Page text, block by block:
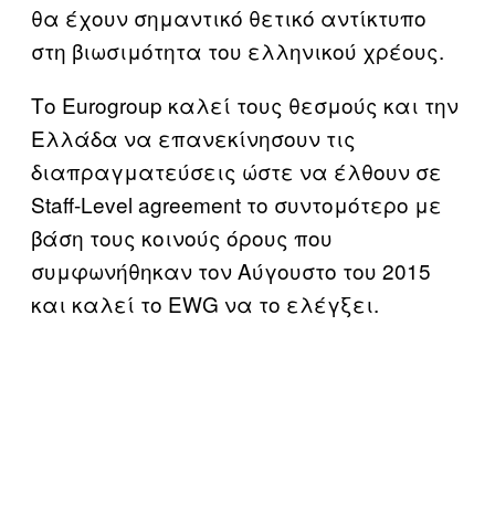
θα έχουν σημαντικό θετικό αντίκτυπο
στη βιωσιμότητα του ελληνικού χρέους.
Το Eurogroup καλεί τους θεσμούς και την
Ελλάδα να επανεκίνησουν τις
διαπραγματεύσεις ώστε να έλθουν σε
Staff-Level agreement το συντομότερο με
βάση τους κοινούς όρους που
συμφωνήθηκαν τον Αύγουστο του 2015
και καλεί το EWG να το ελέγξει.